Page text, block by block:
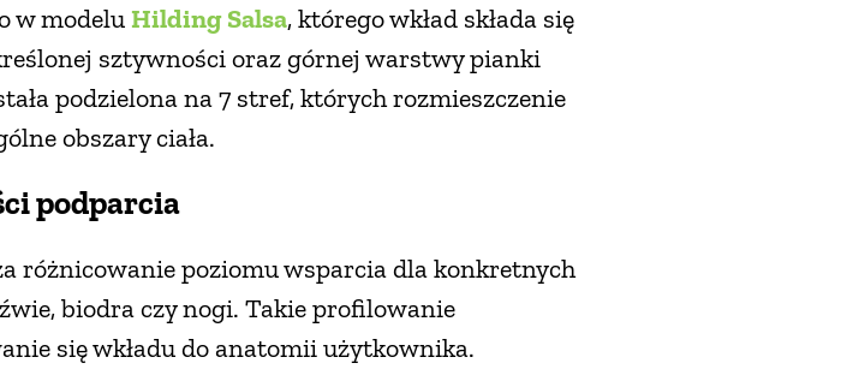
w modeluHilding Salsa, którego wkład składa się
sztywności oraz górnej warstwy pianki
podzielona na 7 stref, których rozmieszczenie
obszary ciała.
podparcia
różnicowanie poziomu wsparcia dla konkretnych
biodra czy nogi. Takie profilowanie
się wkładu do anatomii użytkownika.